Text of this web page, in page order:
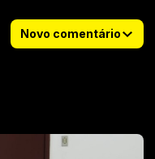
Novo comentário